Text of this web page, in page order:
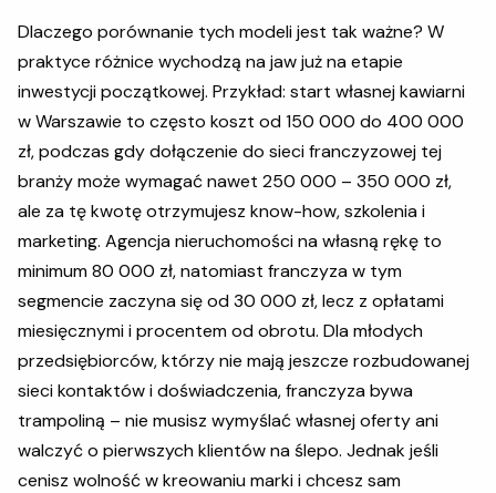
Dlaczego porównanie tych modeli jest tak ważne? W
praktyce różnice wychodzą na jaw już na etapie
inwestycji początkowej. Przykład: start własnej kawiarni
w Warszawie to często koszt od 150 000 do 400 000
zł, podczas gdy dołączenie do sieci franczyzowej tej
branży może wymagać nawet 250 000 – 350 000 zł,
ale za tę kwotę otrzymujesz know-how, szkolenia i
marketing. Agencja nieruchomości na własną rękę to
minimum 80 000 zł, natomiast franczyza w tym
segmencie zaczyna się od 30 000 zł, lecz z opłatami
miesięcznymi i procentem od obrotu. Dla młodych
przedsiębiorców, którzy nie mają jeszcze rozbudowanej
sieci kontaktów i doświadczenia, franczyza bywa
trampoliną – nie musisz wymyślać własnej oferty ani
walczyć o pierwszych klientów na ślepo. Jednak jeśli
cenisz wolność w kreowaniu marki i chcesz sam